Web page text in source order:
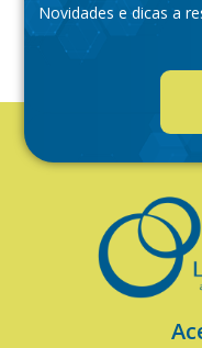
Novidades e dicas a